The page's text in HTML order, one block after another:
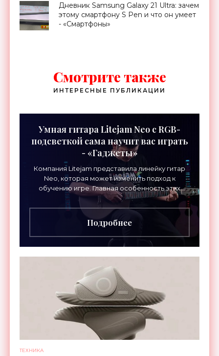
Дневник Samsung Galaxy 21 Ultra: зачем
этому смартфону S Pen и что он умеет
- «Смартфоны»
Смотрите также
ИНТЕРЕСНЫЕ ПУБЛИКАЦИИ
Умная гитара Litejam Neo с RGB-
подсветкой сама научит вас играть
- «Гаджеты»
Компания Litejam представила линейку гитар
Neo, которая может изменить подход к
обучению игре. Главная особенность этих
инструментов – встроенная RGB-подсветка
грифа. Светодиоды
Подробнее
ТЕХНИКА